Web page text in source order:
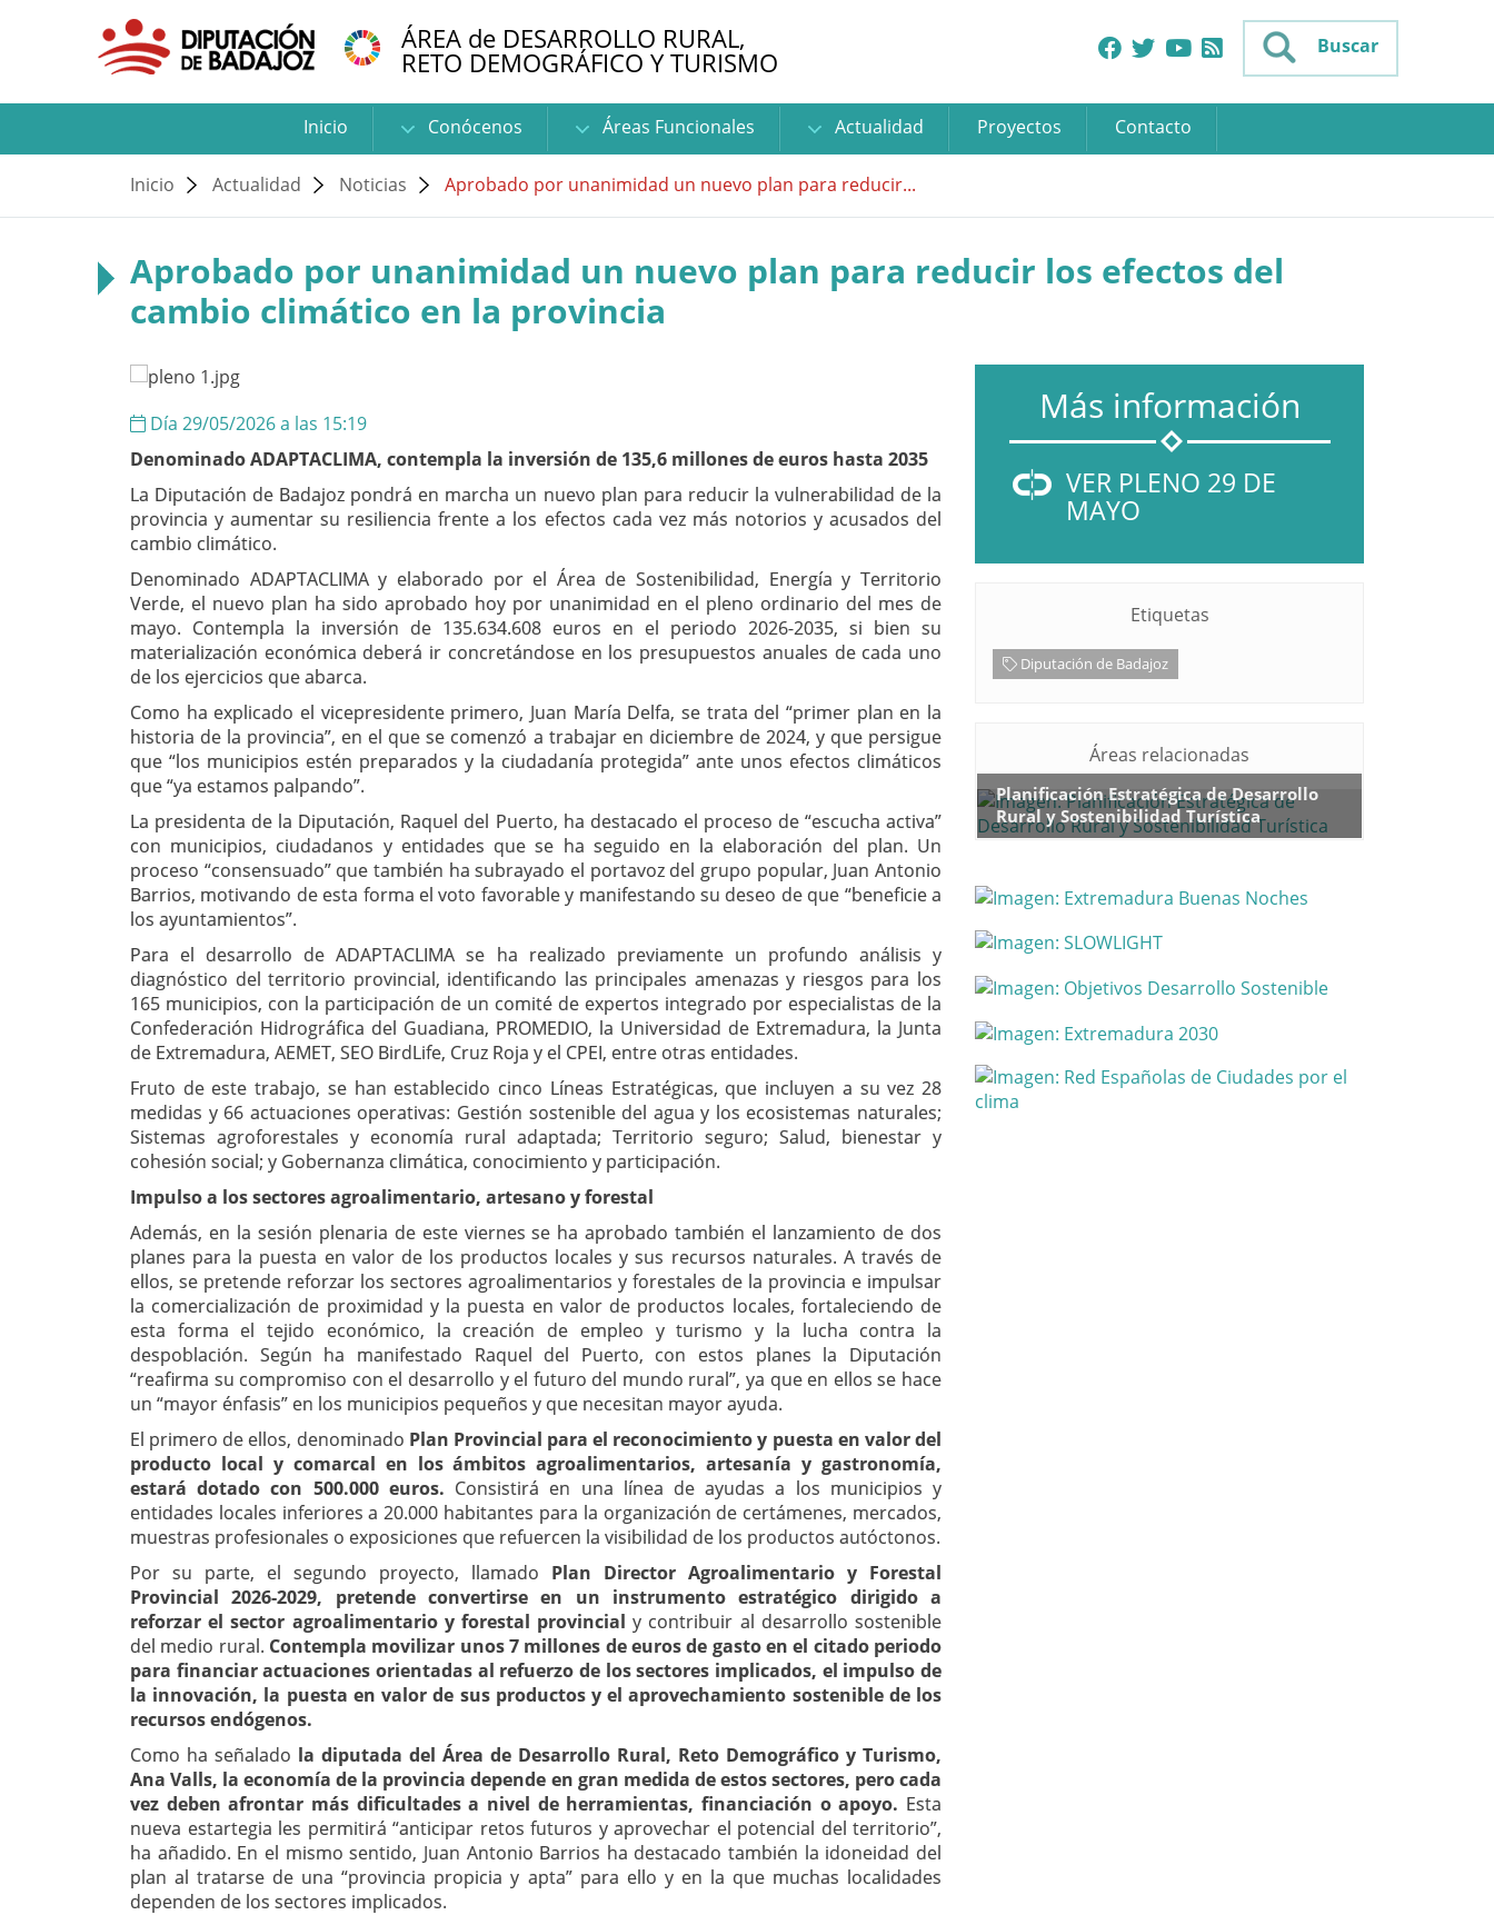
ÁREA de DESARROLLO RURAL,
RETO DEMOGRÁFICO Y TURISMO Buscar
Inicio Conócenos Áreas Funcionales Actualidad Proyectos Contacto
Inicio Actualidad Noticias Aprobado por unanimidad un nuevo plan para reducir...
Aprobado por unanimidad un nuevo plan para reducir los efectos del
cambio climático en la provincia
Día 29/05/2026 a las 15:19
Denominado ADAPTACLIMA, contempla la inversión de 135,6 millones de euros hasta 2035
La Diputación de Badajoz pondrá en marcha un nuevo plan para reducir la vulnerabilidad de la
provincia y aumentar su resiliencia frente a los efectos cada vez más notorios y acusados del
cambio climático.
Denominado ADAPTACLIMA y elaborado por el Área de Sostenibilidad, Energía y Territorio
Verde, el nuevo plan ha sido aprobado hoy por unanimidad en el pleno ordinario del mes de
mayo. Contempla la inversión de 135.634.608 euros en el periodo 2026-2035, si bien su
materialización económica deberá ir concretándose en los presupuestos anuales de cada uno
de los ejercicios que abarca.
Como ha explicado el vicepresidente primero, Juan María Delfa, se trata del “primer plan en la
historia de la provincia”, en el que se comenzó a trabajar en diciembre de 2024, y que persigue
que “los municipios estén preparados y la ciudadanía protegida” ante unos efectos climáticos
que “ya estamos palpando”.
La presidenta de la Diputación, Raquel del Puerto, ha destacado el proceso de “escucha activa”
con municipios, ciudadanos y entidades que se ha seguido en la elaboración del plan. Un
proceso “consensuado” que también ha subrayado el portavoz del grupo popular, Juan Antonio
Barrios, motivando de esta forma el voto favorable y manifestando su deseo de que “beneficie a
los ayuntamientos”.
Para el desarrollo de ADAPTACLIMA se ha realizado previamente un profundo análisis y
diagnóstico del territorio provincial, identificando las principales amenazas y riesgos para los
165 municipios, con la participación de un comité de expertos integrado por especialistas de la
Confederación Hidrográfica del Guadiana, PROMEDIO, la Universidad de Extremadura, la Junta
de Extremadura, AEMET, SEO BirdLife, Cruz Roja y el CPEI, entre otras entidades.
Fruto de este trabajo, se han establecido cinco Líneas Estratégicas, que incluyen a su vez 28
medidas y 66 actuaciones operativas: Gestión sostenible del agua y los ecosistemas naturales;
Sistemas agroforestales y economía rural adaptada; Territorio seguro; Salud, bienestar y
cohesión social; y Gobernanza climática, conocimiento y participación.
Impulso a los sectores agroalimentario, artesano y forestal
Además, en la sesión plenaria de este viernes se ha aprobado también el lanzamiento de dos
planes para la puesta en valor de los productos locales y sus recursos naturales. A través de
ellos, se pretende reforzar los sectores agroalimentarios y forestales de la provincia e impulsar
la comercialización de proximidad y la puesta en valor de productos locales, fortaleciendo de
esta forma el tejido económico, la creación de empleo y turismo y la lucha contra la
despoblación. Según ha manifestado Raquel del Puerto, con estos planes la Diputación
“reafirma su compromiso con el desarrollo y el futuro del mundo rural”, ya que en ellos se hace
un “mayor énfasis” en los municipios pequeños y que necesitan mayor ayuda.
El primero de ellos, denominado Plan Provincial para el reconocimiento y puesta en valor del
producto local y comarcal en los ámbitos agroalimentarios, artesanía y gastronomía,
estará dotado con 500.000 euros. Consistirá en una línea de ayudas a los municipios y
entidades locales inferiores a 20.000 habitantes para la organización de certámenes, mercados,
muestras profesionales o exposiciones que refuercen la visibilidad de los productos autóctonos.
Por su parte, el segundo proyecto, llamado Plan Director Agroalimentario y Forestal
Provincial 2026-2029, pretende convertirse en un instrumento estratégico dirigido a
reforzar el sector agroalimentario y forestal provincial y contribuir al desarrollo sostenible
del medio rural. Contempla movilizar unos 7 millones de euros de gasto en el citado periodo
para financiar actuaciones orientadas al refuerzo de los sectores implicados, el impulso de
la innovación, la puesta en valor de sus productos y el aprovechamiento sostenible de los
recursos endógenos.
Como ha señalado la diputada del Área de Desarrollo Rural, Reto Demográfico y Turismo,
Ana Valls, la economía de la provincia depende en gran medida de estos sectores, pero cada
vez deben afrontar más dificultades a nivel de herramientas, financiación o apoyo. Esta
nueva estartegia les permitirá “anticipar retos futuros y aprovechar el potencial del territorio”,
ha añadido. En el mismo sentido, Juan Antonio Barrios ha destacado también la idoneidad del
plan al tratarse de una “provincia propicia y apta” para ello y en la que muchas localidades
dependen de los sectores implicados.
Más información
VER PLENO 29 DE
MAYO
Etiquetas
Diputación de Badajoz
Áreas relacionadas
Planificación Estratégica de Desarrollo
Rural y Sostenibilidad Turística